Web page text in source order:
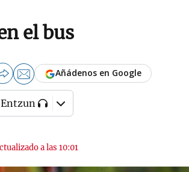
el bus
a las 10:01
Añádenos en Google
Entzun